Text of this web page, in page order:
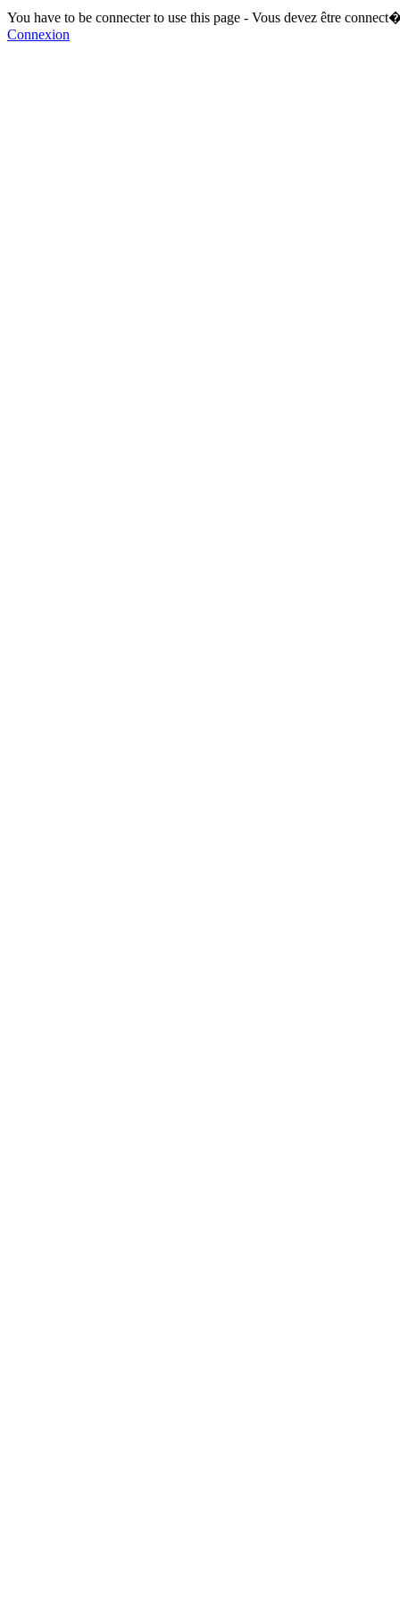
You have to be connecter to use this page - Vous devez être
Connexion